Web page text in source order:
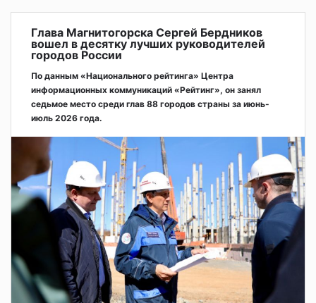
Глава Магнитогорска Сергей Бердников
вошел в десятку лучших руководителей
городов России
По данным «Национального рейтинга» Центра
информационных коммуникаций «Рейтинг», он занял
седьмое место среди глав 88 городов страны за июнь-
июль 2026 года.